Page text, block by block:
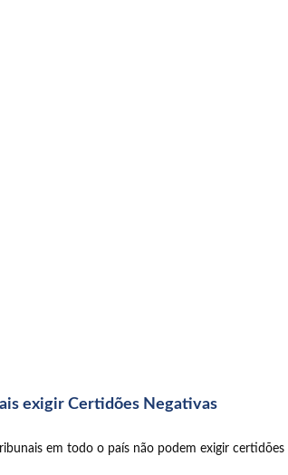
exigir Certidões Negativas
em todo o país não podem exigir certidões